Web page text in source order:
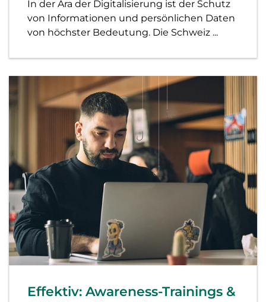
In der Ära der Digitalisierung ist der Schutz
von Informationen und persönlichen Daten
von höchster Bedeutung. Die Schweiz ...
Effektiv: Awareness-Trainings &